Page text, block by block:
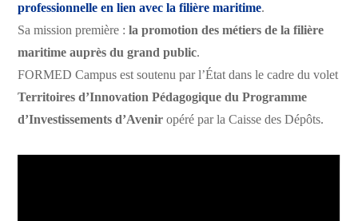
professionnelle en lien avec la filière maritime.
Sa mission première :la promotion des métiers de la filière
maritime auprès du grand public.
FORMED Campus est soutenu par l’État dans le cadre du volet
Territoires d’Innovation Pédagogique du Programme
d’Investissements d’Avenir opéré par la Caisse des Dépôts.